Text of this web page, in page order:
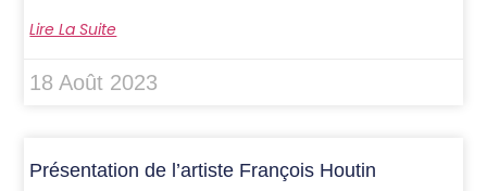
Lire La Suite
18 Août 2023
Présentation de l’artiste François Houtin